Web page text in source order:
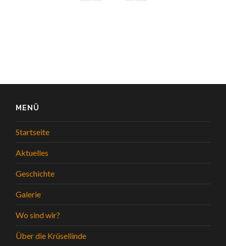
MENÜ
Startseite
Aktuelles
Geschichte
Galerie
Wo sind wir?
Über die Krüsellinde